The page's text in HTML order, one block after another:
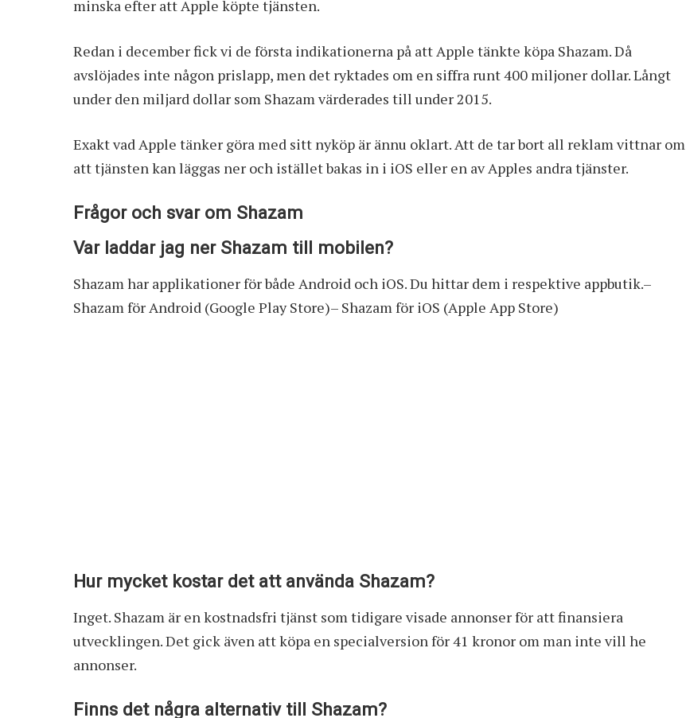
minska efter att Apple köpte tjänsten.
Redan i december fick vi de första indikationerna på att Apple tänkte köpa Shazam. Då
avslöjades inte någon prislapp, men det ryktades om en siffra runt 400 miljoner dollar. Långt
under den miljard dollar som Shazam värderades till under 2015.
Exakt vad Apple tänker göra med sitt nyköp är ännu oklart. Att de tar bort all reklam vittnar om
att tjänsten kan läggas ner och istället bakas in i iOS eller en av Apples andra tjänster.
Frågor och svar om Shazam
Var laddar jag ner Shazam till mobilen?
Shazam har applikationer för både Android och iOS. Du hittar dem i respektive appbutik.–
Shazam för Android (Google Play Store)– Shazam för iOS (Apple App Store)
Hur mycket kostar det att använda Shazam?
Inget. Shazam är en kostnadsfri tjänst som tidigare visade annonser för att finansiera
utvecklingen. Det gick även att köpa en specialversion för 41 kronor om man inte vill he
annonser.
Finns det några alternativ till Shazam?